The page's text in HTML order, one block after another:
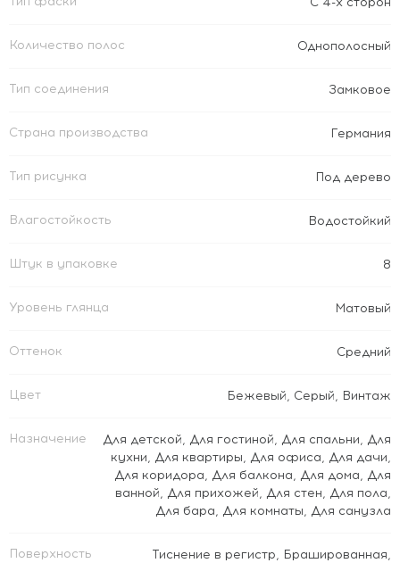
Количество полос Однополосный
Тип соединения Замковое
Страна производства Германия
Тип рисунка Под дерево
Влагостойкость Водостойкий
Штук в упаковке 8
Уровень глянца Матовый
Оттенок Средний
Цвет Бежевый, Серый, Винтаж
Назначение Для детской, Для гостиной, Для спальни, Для
кухни, Для квартиры, Для офиса, Для дачи,
Для коридора, Для балкона, Для дома, Для
ванной, Для прихожей, Для стен, Для пола,
Для бара, Для комнаты, Для санузла
Поверхность Тиснение в регистр, Брашированная,